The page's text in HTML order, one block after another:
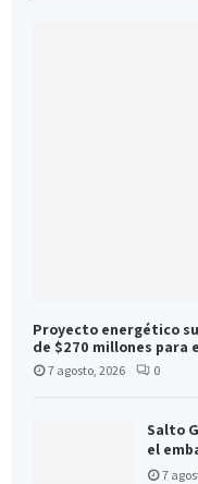
Proyecto energético
de $270 millones para
7 agosto, 2026 0
Salto
el
7